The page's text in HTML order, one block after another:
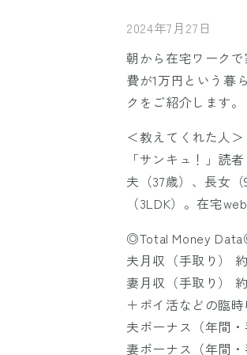
2024年7月27日
朝から在宅ワーク
費が1万円という暮
クをご紹介します。
＜教えてくれた人＞
「サンキュ！」読
夫（37歳）、長女
（3LDK）。在宅
◎Total Money
夫月収（手取り）
妻月収（手取り）
＋ポイ活などの臨時
夫ボーナス（年間
妻ボーナス（年間